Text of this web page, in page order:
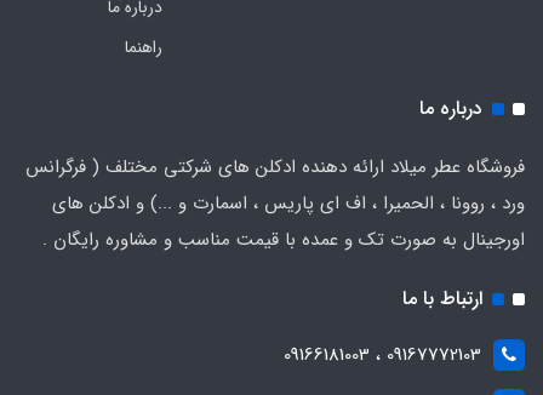
درباره ما
راهنما
درباره ما
فروشگاه عطر میلاد ارائه دهنده ادکلن های شرکتی مختلف ( فرگرانس
ورد ، روونا ، الحمیرا ، اف ای پاریس ، اسمارت و ...) و ادکلن های
اورجینال به صورت تک و عمده با قیمت مناسب و مشاوره رایگان .
ارتباط با ما
09167772103 ، 09166181003